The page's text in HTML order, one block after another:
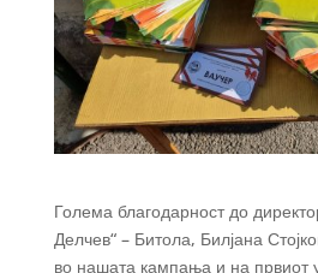
Голема благодарност до
Делчев“ – Битола, Билјана
во нашата кампања и на првиот